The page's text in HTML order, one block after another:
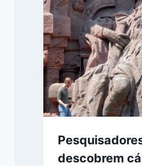
descobrem